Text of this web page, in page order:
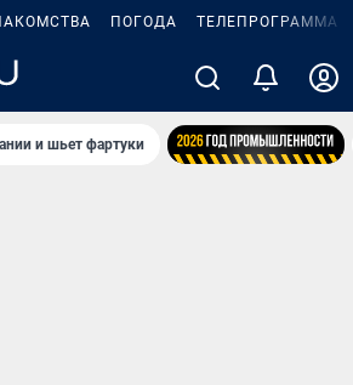
ПОГОДА ТЕЛЕПРОГРАММА
и шьет фартуки